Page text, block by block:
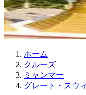
ホーム
クルーズ
ミャンマー
グレート・スウ